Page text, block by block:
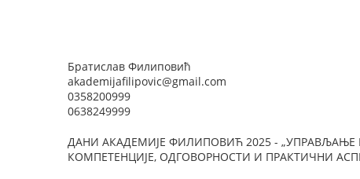
Братислав Филиповић
akademijafilipovic@gmail.com
0358200999
0638249999
ДАНИ АКАДЕМИЈЕ ФИЛИПОВИЋ 2025 -
КОМПЕТЕНЦИЈЕ, ОДГОВОРНОСТИ И ПРАКТИЧНИ